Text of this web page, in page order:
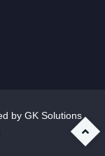
by GK Solutions